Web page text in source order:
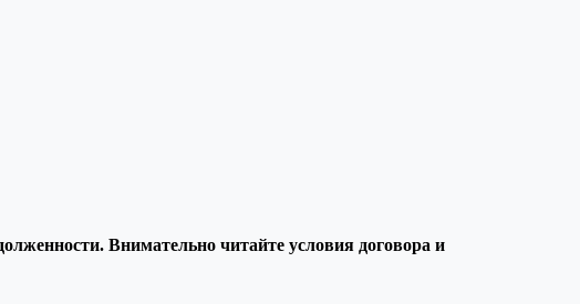
Внимательно читайте условия договора и